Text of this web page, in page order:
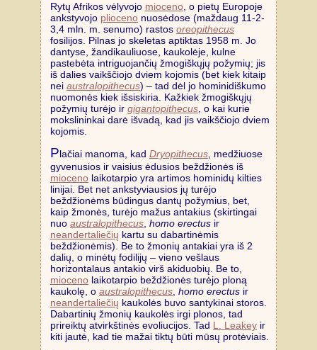
Rytų Afrikos vėlyvojo mioceno, o pietų Europoje
ankstyvojo plioceno nuosėdose (maždaug 11-2-
3,4 mln. m. senumo) rastos oreopithecus
fosilijos. Pilnas jo skeletas aptiktas 1958 m. Jo
dantyse, žandikauliuose, kaukolėje, kulne
pastebėta intriguojančių žmogiškųjų požymių; jis
iš dalies vaikščiojo dviem kojomis (bet kiek kitaip
nei australopithecus) – tad dėl jo hominidiškumo
nuomonės kiek išsiskiria. Kažkiek žmogiškųjų
požymių turėjo ir gigantopithecus, o kai kurie
mokslininkai darė išvadą, kad jis vaikščiojo dviem
kojomis.
Plačiai manoma, kad Dryopithecus, medžiuose
gyvenusios ir vaisius ėdusios beždžionės iš
mioceno laikotarpio yra artimos hominidų kilties
linijai. Bet net ankstyviausios jų turėjo
beždžionėms būdingus dantų požymius, bet,
kaip žmonės, turėjo mažus antakius (skirtingai
nuo australopithecus, homo erectus ir
neandertaliečių kartu su dabartinėmis
beždžionėmis). Be to žmonių antakiai yra iš 2
dalių, o minėtų fodilijų – vieno vešlaus
horizontalaus antakio virš akiduobių. Be to,
mioceno laikotarpio beždžionės turėjo ploną
kaukolę, o australopithecus, homo erectus ir
neandertaliečių kaukolės buvo santykinai storos.
Dabartinių žmonių kaukolės irgi plonos, tad
prireiktų atvirkštinės evoliucijos. Tad L. Leakey ir
kiti jautė, kad tie mažai tiktų būti mūsų protėviais.